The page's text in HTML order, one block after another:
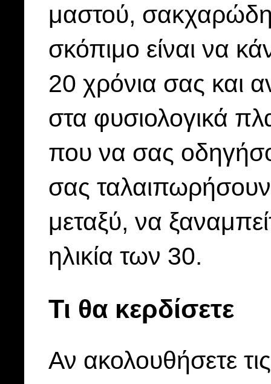
μαστού, σακχαρώδη
σκόπιμο είναι να
20 χρόνια σας και
στα φυσιολογικά
που να σας
σας
μεταξύ, να
ηλικία των 30.
Τι θα κερδίσετε
Αν ακολουθήσετε